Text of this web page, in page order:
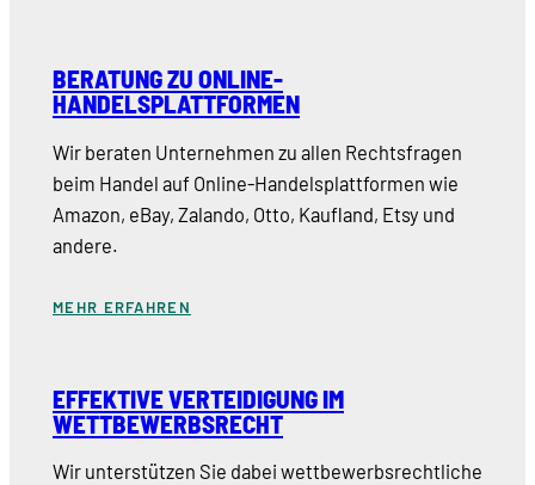
BERATUNG ZU ONLINE-
HANDELSPLATTFORMEN
Wir beraten Unternehmen zu allen Rechtsfragen
beim Handel auf Online-Handelsplattformen wie
Amazon, eBay, Zalando, Otto, Kaufland, Etsy und
andere.
MEHR ERFAHREN
EFFEKTIVE VERTEIDIGUNG IM
WETTBEWERBSRECHT
Wir unterstützen Sie dabei wettbewerbsrechtliche